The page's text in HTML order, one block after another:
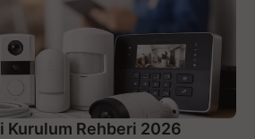
Kurulum Rehberi 2026